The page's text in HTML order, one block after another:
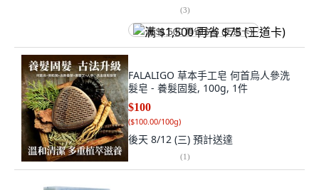
(3)
满 $1,500 再省 $75 (王道卡)
FALALIGO 草本手工皂 何首烏人參洗
髮皂 - 養髮固髮, 100g, 1件
$100
($100.00/100g)
後天 8/12 (三) 預計送達
(1)